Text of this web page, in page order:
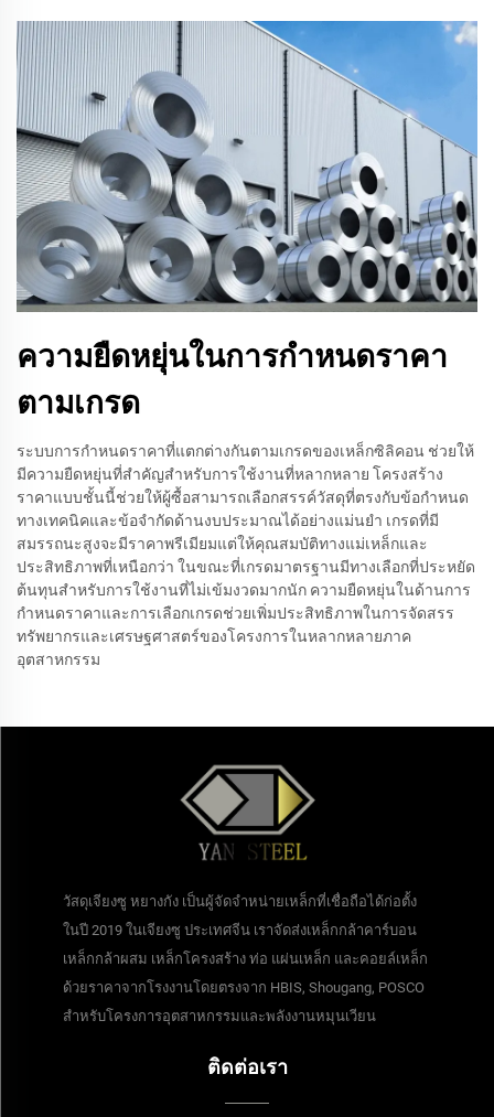
ความยืดหยุ่นในการกำหนดราคา
ตามเกรด
ระบบการกำหนดราคาที่แตกต่างกันตามเกรดของเหล็กซิลิคอน ช่วยให้
มีความยืดหยุ่นที่สำคัญสำหรับการใช้งานที่หลากหลาย โครงสร้าง
ราคาแบบชั้นนี้ช่วยให้ผู้ซื้อสามารถเลือกสรรค์วัสดุที่ตรงกับข้อกำหนด
ทางเทคนิคและข้อจำกัดด้านงบประมาณได้อย่างแม่นยำ เกรดที่มี
สมรรถนะสูงจะมีราคาพรีเมียมแต่ให้คุณสมบัติทางแม่เหล็กและ
ประสิทธิภาพที่เหนือกว่า ในขณะที่เกรดมาตรฐานมีทางเลือกที่ประหยัด
ต้นทุนสำหรับการใช้งานที่ไม่เข้มงวดมากนัก ความยืดหยุ่นในด้านการ
กำหนดราคาและการเลือกเกรดช่วยเพิ่มประสิทธิภาพในการจัดสรร
ทรัพยากรและเศรษฐศาสตร์ของโครงการในหลากหลายภาค
อุตสาหกรรม
วัสดุเจียงซู หยางกัง เป็นผู้จัดจำหน่ายเหล็กที่เชื่อถือได้ก่อตั้ง
ในปี 2019 ในเจียงซู ประเทศจีน เราจัดส่งเหล็กกล้าคาร์บอน
เหล็กกล้าผสม เหล็กโครงสร้าง ท่อ แผ่นเหล็ก และคอยล์เหล็ก
ด้วยราคาจากโรงงานโดยตรงจาก HBIS, Shougang, POSCO
สำหรับโครงการอุตสาหกรรมและพลังงานหมุนเวียน
ติดต่อเรา